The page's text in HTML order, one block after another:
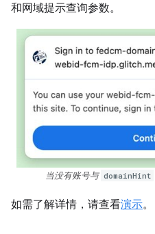
和网域提示查询参数。
当没有账号与 domainHint
如需了解详情，请查看演示。